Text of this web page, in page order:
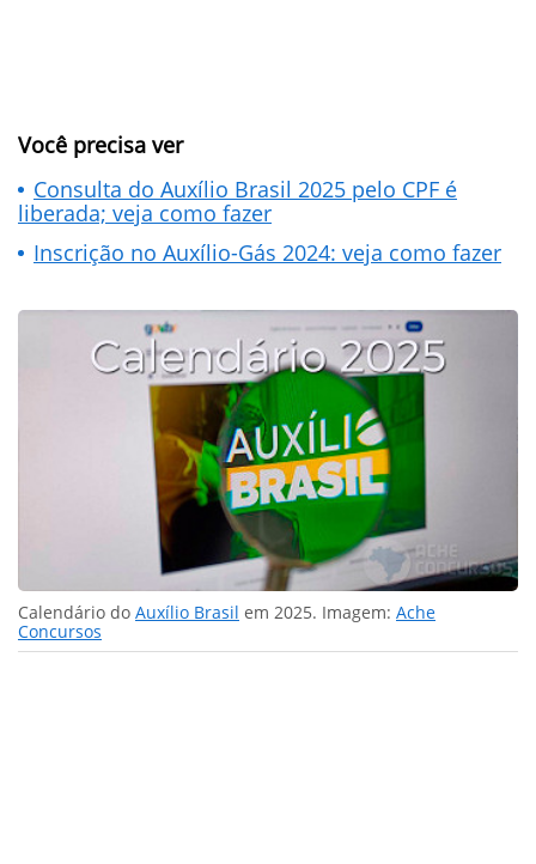
Você precisa ver
Consulta do Auxílio Brasil 2025 pelo CPF é
liberada; veja como fazer
Inscrição no Auxílio-Gás 2024: veja como fazer
Calendário do Auxílio Brasil em 2025. Imagem: Ache
Concursos